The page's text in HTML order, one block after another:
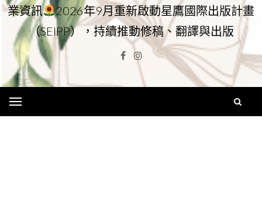
業資訊
2026年9月重新啟動星鷹國際出版計畫
（SEIPP），持續推動修稿、翻譯與出版
Facebook
Instagram